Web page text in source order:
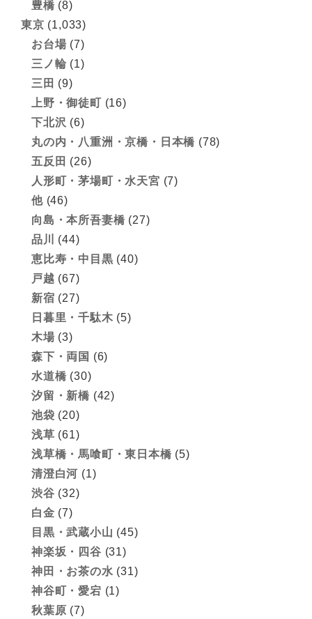
豊橋 (8)
東京 (1,033)
お台場 (7)
三ノ輪 (1)
三田 (9)
上野・御徒町 (16)
下北沢 (6)
丸の内・八重洲・京橋・日本橋 (78)
五反田 (26)
人形町・茅場町・水天宮 (7)
他(46)
向島・本所吾妻橋 (27)
品川
(44)
恵比寿・中目黒 (40)
戸越 (67)
新宿 (27)
日暮里・千駄木 (5)
木場 (3)
森下・両国 (6)
水道橋 (30)
汐留・新橋 (42)
池袋 (20)
浅草 (61)
浅草橋・馬喰町・東日本橋 (5)
清澄白河 (1)
渋谷 (32)
白金 (7)
目黒・武蔵小山 (45)
神楽坂・四谷 (31)
神田・お茶の水 (31)
神谷町・愛宕 (1)
秋葉原 (7)